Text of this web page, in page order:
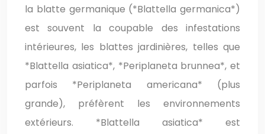
la blatte germanique (*Blattella germanica*)
est souvent la coupable des infestations
intérieures, les blattes jardinières, telles que
*Blattella asiatica*, *Periplaneta brunnea*, et
parfois *Periplaneta americana* (plus
grande), préfèrent les environnements
extérieurs. *Blattella asiatica* est